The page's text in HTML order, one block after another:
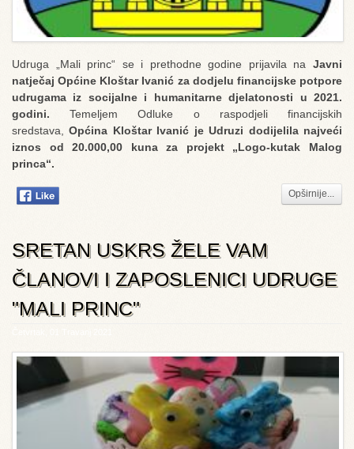
Udruga „Mali princ“ se i prethodne godine prijavila na Javni
natječaj Općine Kloštar Ivanić za dodjelu financijske potpore
udrugama iz socijalne i humanitarne djelatonosti u 2021.
godini. Temeljem Odluke o raspodjeli financijskih
sredstava,Općina Kloštar Ivanić je Udruzi dodijelila najveći
iznos od 20.000,00 kuna za projekt „Logo-kutak Malog
princa“.
Opširnije...
SRETAN USKRS ŽELE VAM
ČLANOVI I ZAPOSLENICI UDRUGE
"MALI PRINC"